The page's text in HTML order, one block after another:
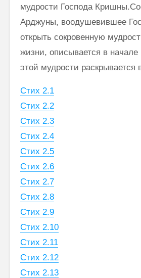
мудрости Господа
Арджуны, воодушевившее
открыть сокро­венную
жизни, описывается в
этой мудрости раскрывается
Стих 2.1
Стих 2.2
Стих 2.3
Стих 2.4
Стих 2.5
Стих 2.6
Стих 2.7
Стих 2.8
Стих 2.9
Стих 2.10
Стих 2.11
Стих 2.12
Стих 2.13